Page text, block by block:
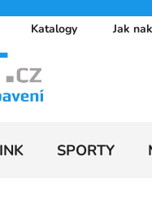
Katalogy Jak
SPORTY